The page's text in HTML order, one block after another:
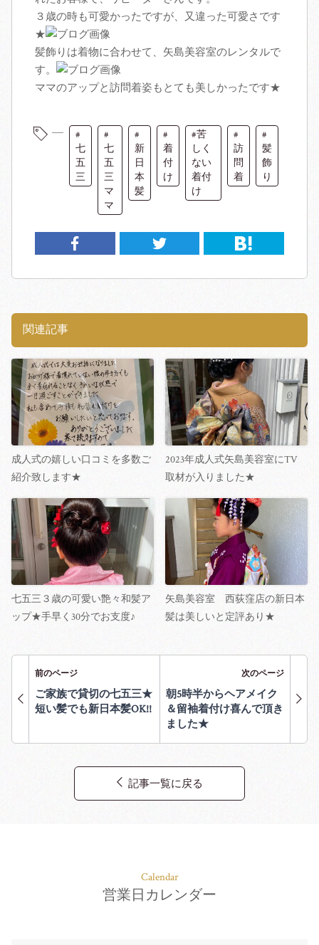
成人式
卒業式
スタッフ
アクセス
ブログ
３歳の時も可愛かったですが、又違った可愛さです
★
髪飾りは着物に合わせて、矢島美容室のレンタルで
す。
ママのアップと訪問着姿もとても美しかったです★
七
五
三
七
五
三
マ
マ
新
日
本
髪
着
付
け
苦
しく
ない
着付
け
訪
問
着
髪
飾
り
関連記事
成人式の嬉しい口コミを多数ご
紹介致します★
2023年成人式矢島美容室にTV
取材が入りました★
七五三３歳の可愛い艶々和髪ア
ップ★手早く30分でお支度♪
矢島美容室 西荻窪店の新日本
髪は美しいと定評あり★
前のページ
ご家族で貸切の七五三★
短い髪でも新日本髪OK!!
次のページ
朝5時半からヘアメイク
＆留袖着付け喜んで頂き
ました★
記事一覧に戻る
Calendar
営業日カレンダー